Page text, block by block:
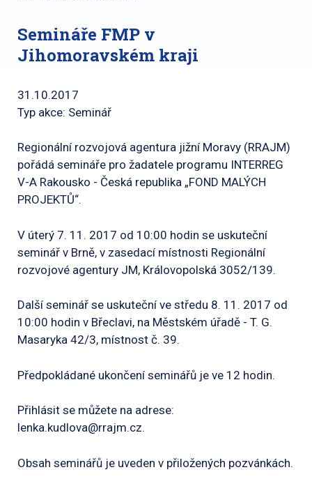
Semináře FMP v
Jihomoravském kraji
31.10.2017
Typ akce: Seminář
Regionální rozvojová agentura jižní Moravy (RRAJM)
pořádá semináře pro žadatele programu INTERREG
V-A Rakousko - Česká republika „FOND MALÝCH
PROJEKTŮ“.
V úterý 7. 11. 2017 od 10:00 hodin se uskuteční
seminář v Brně, v zasedací místnosti Regionální
rozvojové agentury JM, Královopolská 3052/139.
Další seminář se uskuteční ve středu 8. 11. 2017 od
10:00 hodin v Břeclavi, na Městském úřadě - T. G.
Masaryka 42/3, místnost č. 39.
Předpokládané ukončení seminářů je ve 12 hodin.
Přihlásit se můžete na adrese:
lenka.kudlova@rrajm.cz.
Obsah seminářů je uveden v přiložených pozvánkách.